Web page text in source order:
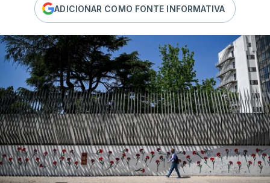
ADICIONAR COMO FONTE INFORMATIVA